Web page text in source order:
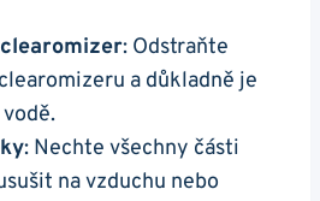
: Odstraňte
a důkladně je
: Nechte všechny části
na vzduchu nebo